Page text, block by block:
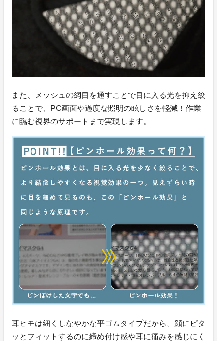
また、メッシュの網目を通すことで目に入る光を抑え絞
ることで、PC画面や過度な照明の眩しさを軽減！作業
に臨む視界のサポートまで実現します。
耳ヒモは細くしなやかな平ゴムタイプだから、顔にピタ
ッとフィットするのに締め付け感や耳に痛みを感じにく